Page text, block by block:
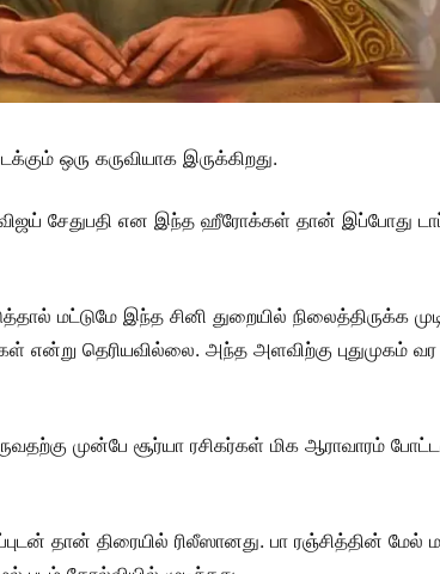
ஒரு கருவியாக இருக்கிறது.
சேதுபதி என இந்த ஹீரோக்கள் தான் இப்போது டாப்
மட்டுமே இந்த சினி துறையில் நிலைத்திருக்க
என்று தெரியவில்லை. அந்த அளவிற்கு புதுமுகம்
முன்பே சூர்யா ரசிகர்கள் மிக ஆராவாரம்
தான் திரையில் ரிலீஸானது. பா ரஞ்சித்தின்